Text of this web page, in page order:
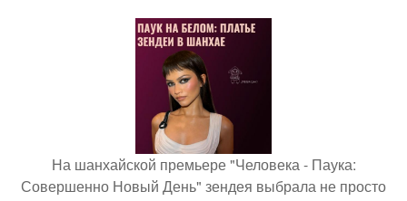
На шанхайской премьере "Человека - Паука:
Совершенно Новый День" зендея выбрала не просто